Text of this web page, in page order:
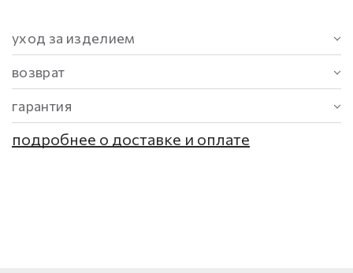
уход за изделием
возврат
гарантия
подробнее о доставке и оплате